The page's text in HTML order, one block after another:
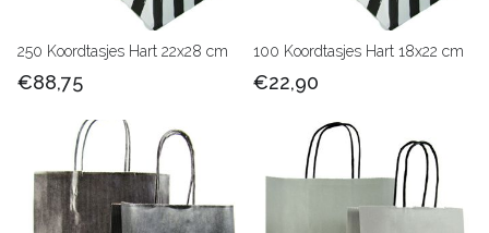
250 Koordtasjes Hart 22x28 cm
€88,75
100 Koordtasjes Hart 18x22 cm
€22,90